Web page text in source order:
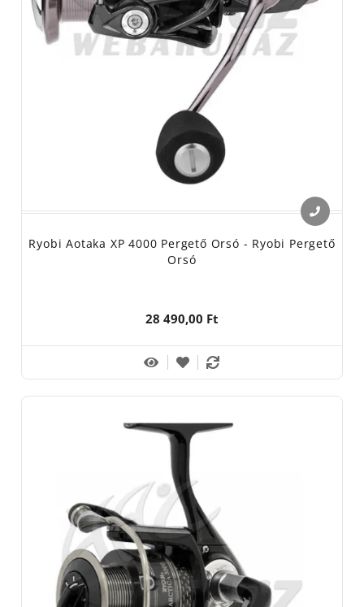
Ryobi Aotaka XP 4000 Pergető Orsó - Ryobi Pergető
Orsó
28 490,00 Ft